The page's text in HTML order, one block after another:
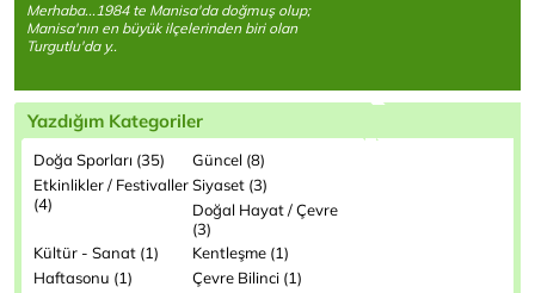
Merhaba...1984 te Manisa'da doğmuş olup;
Manisa'nın en büyük ilçelerinden biri olan
Turgutlu'da y..
Yazdığım Kategoriler
Doğa Sporları (35)
Güncel (8)
Etkinlikler / Festivaller
(4)
Siyaset (3)
Doğal Hayat / Çevre
(3)
Kültür - Sanat (1)
Kentleşme (1)
Haftasonu (1)
Çevre Bilinci (1)